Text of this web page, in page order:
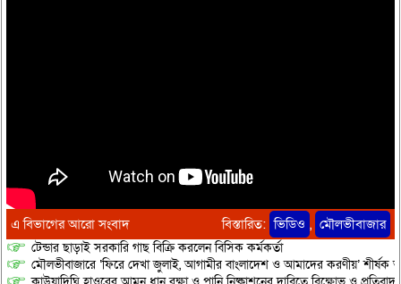
এ বিভাগের আরো সংবাদ বিস্তারিত: ভিডিও , মৌলভীবাজার
টেন্ডার ছাড়াই সরকারি গাছ বিক্রি করলেন বিসিক কর্মকর্তা
মৌলভীবাজারে ‘ফিরে দেখা জুলাই, আগামীর বাংলাদেশ ও আমাদের করণীয়’ শীর্ষক